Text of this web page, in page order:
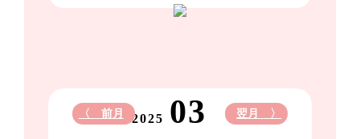
2025 03
〈 前月 翌月 〉